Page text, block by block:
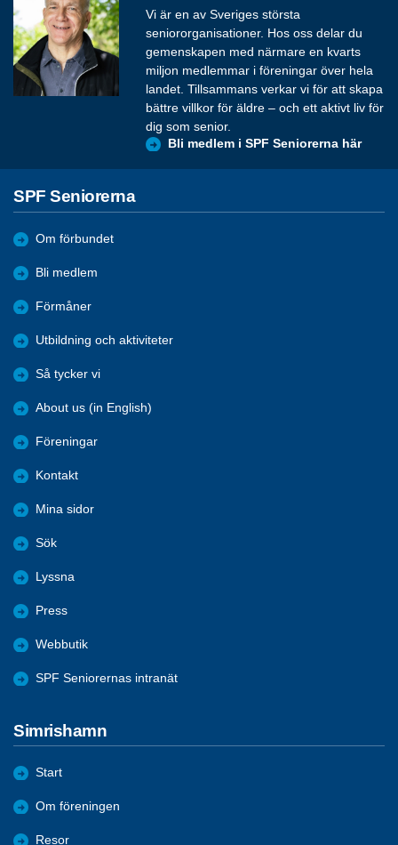
Vi är en av Sveriges största
seniororganisationer. Hos oss delar du
gemenskapen med närmare en kvarts
miljon medlemmar i föreningar över hela
landet. Tillsammans verkar vi för att skapa
bättre villkor för äldre – och ett aktivt liv för
dig som senior.
Bli medlem i SPF Seniorerna här
SPF Seniorerna
Om förbundet
Bli medlem
Förmåner
Utbildning och aktiviteter
Så tycker vi
About us (in English)
Föreningar
Kontakt
Mina sidor
Sök
Lyssna
Press
Webbutik
SPF Seniorernas intranät
Simrishamn
Start
Om föreningen
Resor